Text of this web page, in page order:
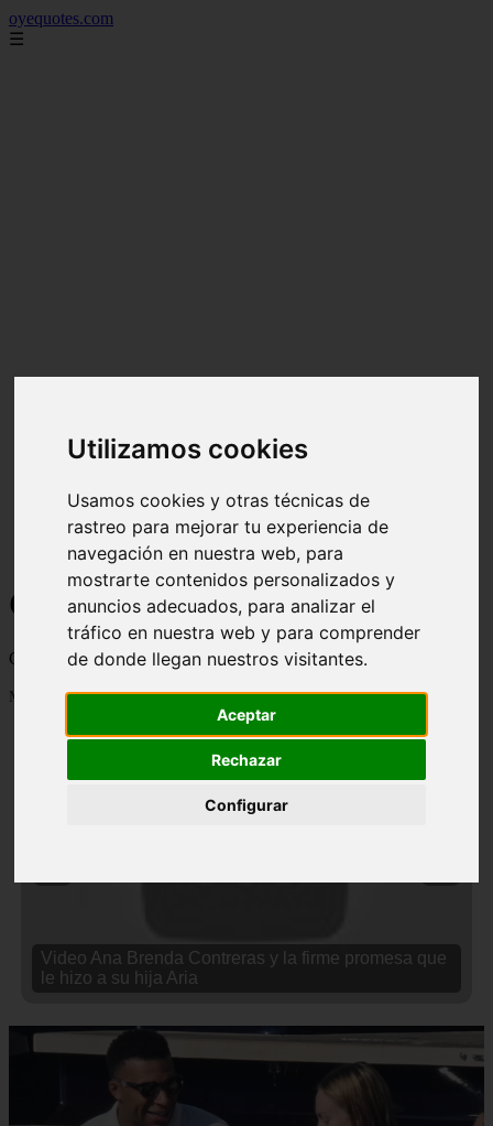
Utilizamos cookies
Usamos cookies y otras técnicas de
rastreo para mejorar tu experiencia de
navegación en nuestra web, para
mostrarte contenidos personalizados y
anuncios adecuados, para analizar el
tráfico en nuestra web y para comprender
de donde llegan nuestros visitantes.
Aceptar
Rechazar
Configurar
oyequotes.com
☰
Curiosidades y Sabias que
Cosas curiosas, curiosidades, noticias impactantes y mucho mas
Mostrando 1 - 24 de 2833 artículos
Video Ana Brenda Contreras y la firme promesa que
le hizo a su hija Aria